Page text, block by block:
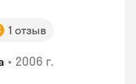
1 отзыв
• 2006 г.